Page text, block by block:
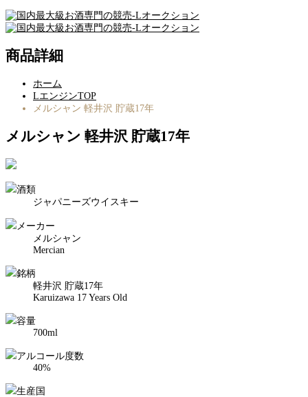
商品詳細
ホーム
LエンジンTOP
メルシャン 軽井沢 貯蔵17年
メルシャン 軽井沢 貯蔵17年
酒類
ジャパニーズウイスキー
メーカー
メルシャン
Mercian
銘柄
軽井沢 貯蔵17年
Karuizawa 17 Years Old
容量
700ml
アルコール度数
40%
生産国